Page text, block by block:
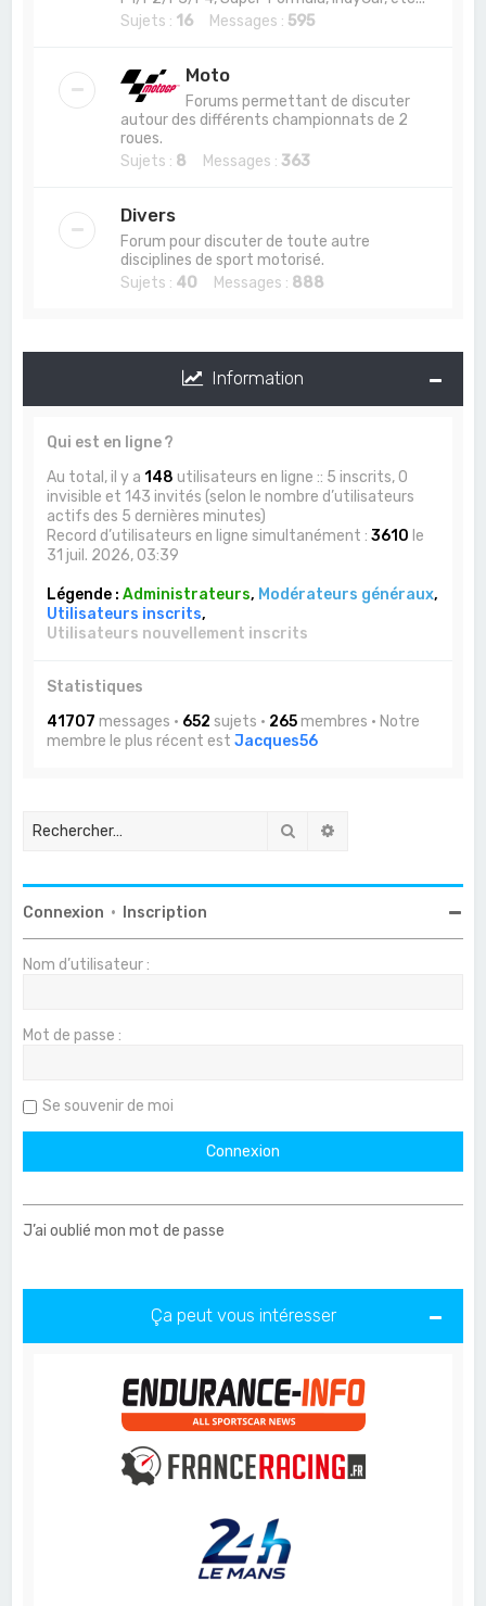
Sujets : 16 Messages : 595
Moto
Forums permettant de discuter
autour des différents championnats de 2
roues.
Sujets : 8 Messages : 363
Divers
Forum pour discuter de toute autre
disciplines de sport motorisé.
Sujets : 40 Messages : 888
Information
Qui est en ligne ?
Au total, il y a148 utilisateurs en ligne :: 5 inscrits, 0
invisible et 143 invités (selon le nombre d’utilisateurs
actifs des 5 dernières minutes)
Record d’utilisateurs en ligne simultanément :3610 le
31 juil. 2026, 03:39
Légende :Administrateurs, Modérateurs généraux,
Utilisateurs inscrits,
Utilisateurs nouvellement inscrits
Statistiques
41707 messages • 652 sujets • 265membres • Notre
membre le plus récent estJacques56
Rechercher
Connexion • Inscription
Nom d’utilisateur :
Mot de passe :
Se souvenir de moi
J’ai oublié mon mot de passe
Ça peut vous intéresser